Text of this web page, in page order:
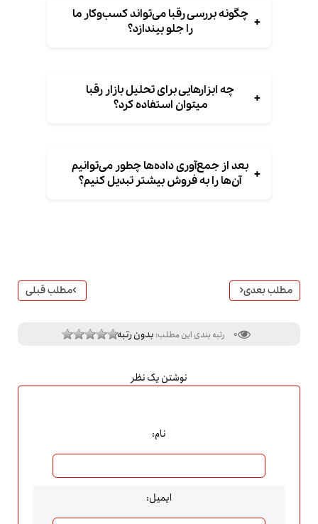
+ چگونه بررسی رقبا می‌تواند کسب‌وکار ما
را جلو بیندازد؟
+
چه ابزارهایی برای تحلیل بازار رقبا
میتوان استفاده کرد؟
+ بعد از جمع‌آوری داده‌ها چطور می‌توانیم
آن‌ها را به فروش بیشتر تبدیل کنیم؟
مطلب قبلی مطلب بعدی
0 رتبه بندی این مطلب: بدون رتبه
نوشتن یک نظر
نام:
ایمیل: